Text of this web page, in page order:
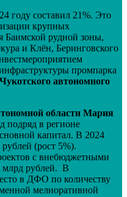
году составил 21%. Это
крупных
Баимской рудной зоны,
и Клён, Беринговского
промпарка
автономного
области Мария
подряд в регионе
капитал. В 2024
(рост 5%).
с внебюджетными
млрд рублей. В
в ДФО по количеству
мелиоративной